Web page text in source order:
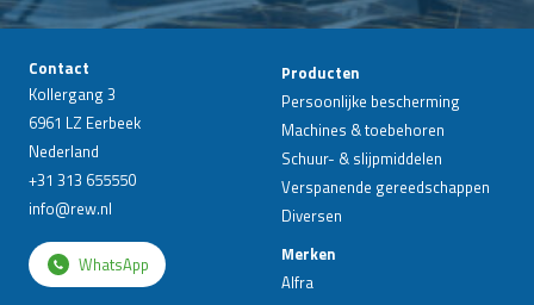
Contact
Kollergang 3
6961 LZ Eerbeek
Nederland
+31 313 655550
info@rew.nl
WhatsApp
Producten
Persoonlijke bescherming
Machines & toebehoren
Schuur- & slijpmiddelen
Verspanende gereedschappen
Diversen
Merken
Alfra